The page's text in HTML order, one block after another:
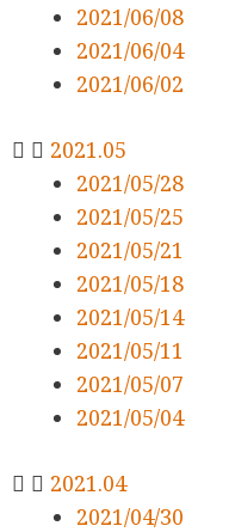
2021/06/08
2021/06/04
2021/06/02
2021.05
2021/05/28
2021/05/25
2021/05/21
2021/05/18
2021/05/14
2021/05/11
2021/05/07
2021/05/04
2021.04
2021/04/30